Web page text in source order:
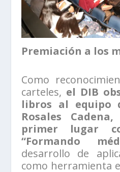
Premiación a los
Como
carteles, el DIB
libros al equipo
Rosales
primer lugar
“Formando
desarrollo de
como herramienta